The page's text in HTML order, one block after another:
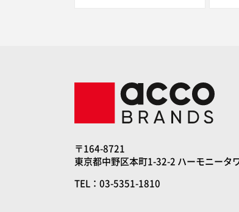
〒164-8721
東京都中野区本町1-32-2 ハーモニータ
TEL：03-5351-1810